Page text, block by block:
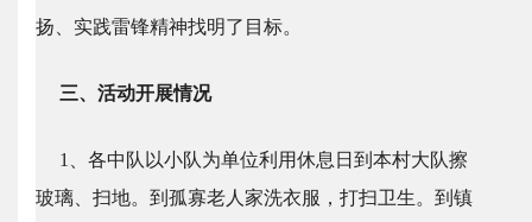
扬、实践雷锋精神找明了目标。
三、活动开展情况
1、各中队以小队为单位利用休息日到本村大队擦
玻璃、扫地。到孤寡老人家洗衣服，打扫卫生。到镇